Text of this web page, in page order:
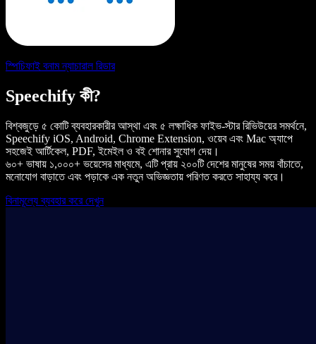
স্পিচিফাই বনাম ন্যাচারাল রিডার
Speechify কী?
বিশ্বজুড়ে ৫ কোটি ব্যবহারকারীর আস্থা এবং ৫ লক্ষাধিক ফাইভ-স্টার রিভিউয়ের সমর্থনে,
Speechify iOS, Android, Chrome Extension, ওয়েব এবং Mac অ্যাপে
সহজেই আর্টিকেল, PDF, ইমেইল ও বই শোনার সুযোগ দেয়।
৬০+ ভাষায় ১,০০০+ ভয়েসের মাধ্যমে, এটি প্রায় ২০০টি দেশের মানুষের সময় বাঁচাতে,
মনোযোগ বাড়াতে এবং পড়াকে এক নতুন অভিজ্ঞতায় পরিণত করতে সাহায্য করে।
বিনামূল্যে ব্যবহার করে দেখুন